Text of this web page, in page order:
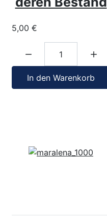
5,00 €
In den Warenkorb